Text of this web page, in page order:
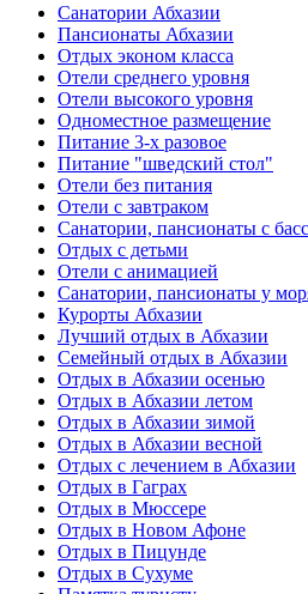
Санатории Абхазии
Пансионаты Абхазии
Отдых эконом класса
Отели среднего уровня
Отели высокого уровня
Одноместное размещение
Питание 3-х разовое
Питание "шведский стол"
Отели без питания
Отели с завтраком
Санатории, пансионаты с
Отдых с детьми
Отели с анимацией
Санатории, пансионаты у
Курорты Абхазии
Лучший отдых в Абхазии
Семейный отдых в Абхазии
Отдых в Абхазии осенью
Отдых в Абхазии летом
Отдых в Абхазии зимой
Отдых в Абхазии весной
Отдых с лечением в Абхазии
Отдых в Гаграх
Отдых в Мюссере
Отдых в Новом Афоне
Отдых в Пицунде
Отдых в Сухуме